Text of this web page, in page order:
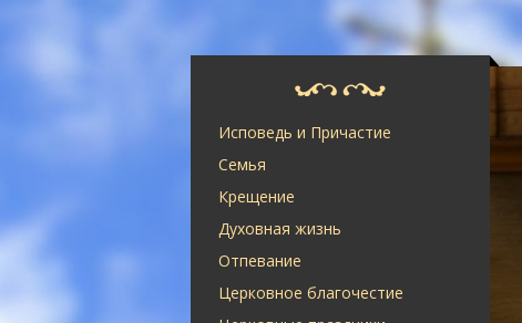
Исповедь и Причастие
Семья
Крещение
Духовная жизнь
Отпевание
Церковное благочестие